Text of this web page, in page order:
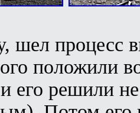
шел процесс
положили
его решили не